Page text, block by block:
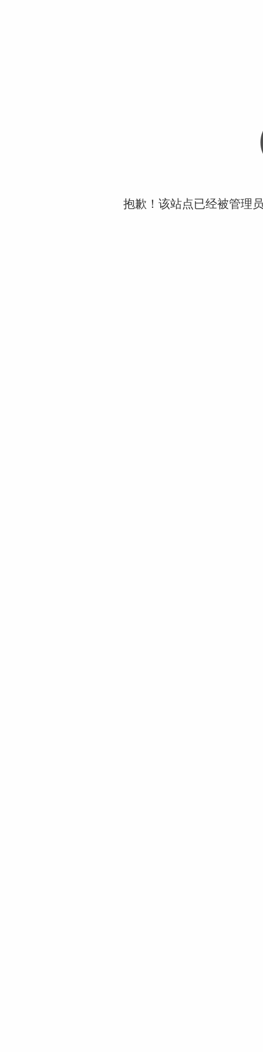
抱歉！该站点已经被管理